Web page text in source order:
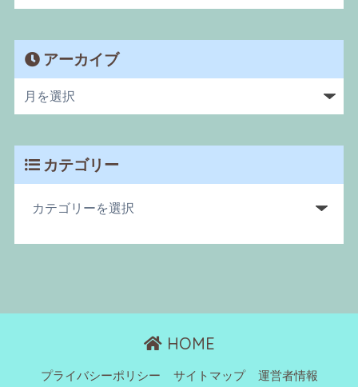
アーカイブ
カテゴリー
HOME
プライバシーポリシー サイトマップ 運営者情報